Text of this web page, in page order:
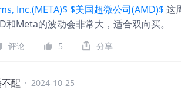
Inc.(META)$ $美国超微公司(AMD)$ 这
和Meta的波动会非常大，适合双向买。
评论 5 分享
醒 · 2024-10-25